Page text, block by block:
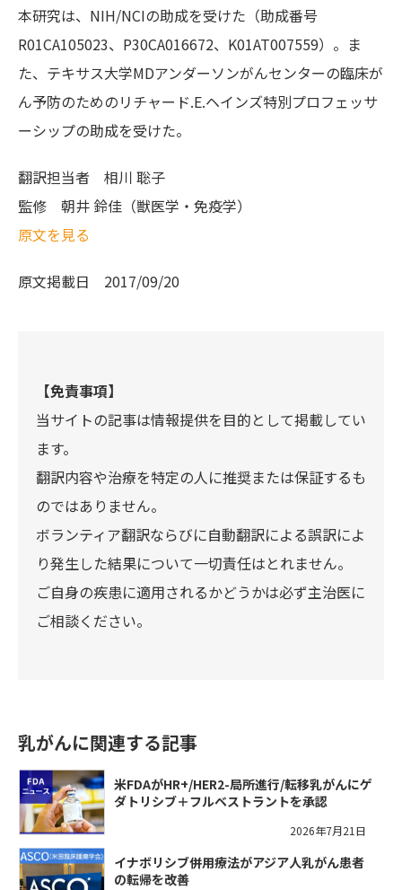
本研究は、NIH/NCIの助成を受けた（助成番号
R01CA105023、P30CA016672、K01AT007559）。ま
た、テキサス大学MDアンダーソンがんセンターの臨床が
ん予防のためのリチャード.E.ヘインズ特別プロフェッサ
ーシップの助成を受けた。
翻訳担当者 相川 聡子
監修 朝井 鈴佳（獣医学・免疫学）
原文を見る
原文掲載日 2017/09/20
【免責事項】
当サイトの記事は情報提供を目的として掲載してい
ます。
翻訳内容や治療を特定の人に推奨または保証するも
のではありません。
ボランティア翻訳ならびに自動翻訳による誤訳によ
り発生した結果について一切責任はとれません。
ご自身の疾患に適用されるかどうかは必ず主治医に
ご相談ください。
乳がんに関連する記事
米FDAがHR+/HER2-局所進行/転移乳がんにゲ
ダトリシブ＋フルベストラントを承認
2026年7月21日
イナボリシブ併用療法がアジア人乳がん患者
の転帰を改善